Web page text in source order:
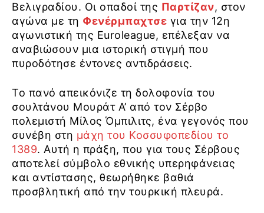
Βελιγραδίου. Οι οπαδοί της Παρτίζαν, στον
αγώνα με τη Φενέρμπαχτσε για την 12η
αγωνιστική της Euroleague, επέλεξαν να
αναβιώσουν μια ιστορική στιγμή που
πυροδότησε έντονες αντιδράσεις.
Το πανό απεικόνιζε τη δολοφονία του
σουλτάνου Μουράτ Α’ από τον Σέρβο
πολεμιστή Μίλος Όμπιλιτς, ένα γεγονός που
συνέβη στη μάχη του Κοσσυφοπεδίου το
1389. Αυτή η πράξη, που για τους Σέρβους
αποτελεί σύμβολο εθνικής υπερηφάνειας
και αντίστασης, θεωρήθηκε βαθιά
προσβλητική από την τουρκική πλευρά.